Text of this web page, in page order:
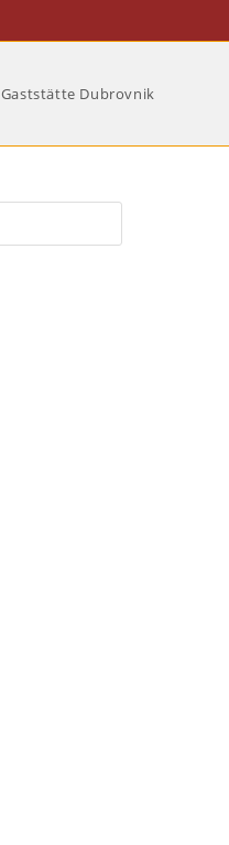
Gaststätte Dubrovnik
Escape